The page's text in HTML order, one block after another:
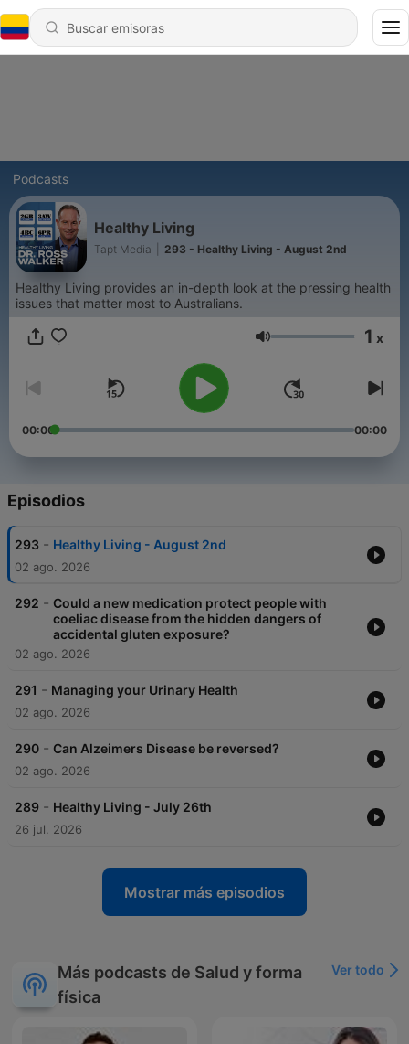
Podcasts
Healthy Living
Tapt Media 293 - Healthy Living - August 2nd
Healthy Living provides an in-depth look at the pressing health
issues that matter most to Australians.
Volumen 1 x
00:00 00:00
Episodios
293 - Healthy Living - August 2nd
02 ago. 2026
292 - Could a new medication protect people with
coeliac disease from the hidden dangers of
accidental gluten exposure?
02 ago. 2026
291 - Managing your Urinary Health
02 ago. 2026
290 - Can Alzeimers Disease be reversed?
02 ago. 2026
289 - Healthy Living - July 26th
26 jul. 2026
Mostrar más episodios
Más podcasts de Salud y forma
física
Ver todo